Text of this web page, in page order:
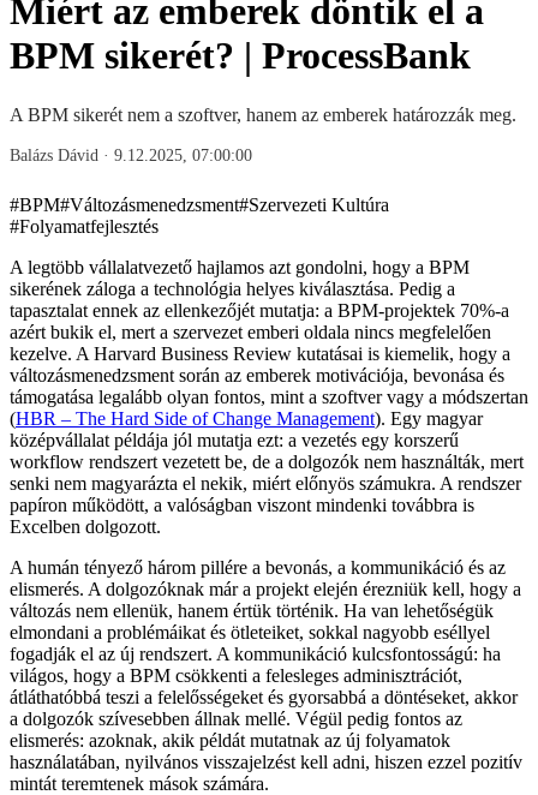
Miért az emberek döntik el a
BPM sikerét? | ProcessBank
A BPM sikerét nem a szoftver, hanem az emberek határozzák meg.
Balázs Dávid · 9.12.2025, 07:00:00
#BPM#Változásmenedzsment#Szervezeti Kultúra
#Folyamatfejlesztés
A legtöbb vállalatvezető hajlamos azt gondolni, hogy a BPM
sikerének záloga a technológia helyes kiválasztása. Pedig a
tapasztalat ennek az ellenkezőjét mutatja: a BPM-projektek 70%-a
azért bukik el, mert a szervezet emberi oldala nincs megfelelően
kezelve. A Harvard Business Review kutatásai is kiemelik, hogy a
változásmenedzsment során az emberek motivációja, bevonása és
támogatása legalább olyan fontos, mint a szoftver vagy a módszertan
(HBR – The Hard Side of Change Management). Egy magyar
középvállalat példája jól mutatja ezt: a vezetés egy korszerű
workflow rendszert vezetett be, de a dolgozók nem használták, mert
senki nem magyarázta el nekik, miért előnyös számukra. A rendszer
papíron működött, a valóságban viszont mindenki továbbra is
Excelben dolgozott.
A humán tényező három pillére a bevonás, a kommunikáció és az
elismerés. A dolgozóknak már a projekt elején érezniük kell, hogy a
változás nem ellenük, hanem értük történik. Ha van lehetőségük
elmondani a problémáikat és ötleteiket, sokkal nagyobb eséllyel
fogadják el az új rendszert. A kommunikáció kulcsfontosságú: ha
világos, hogy a BPM csökkenti a felesleges adminisztrációt,
átláthatóbbá teszi a felelősségeket és gyorsabbá a döntéseket, akkor
a dolgozók szívesebben állnak mellé. Végül pedig fontos az
elismerés: azoknak, akik példát mutatnak az új folyamatok
használatában, nyilvános visszajelzést kell adni, hiszen ezzel pozitív
mintát teremtenek mások számára.